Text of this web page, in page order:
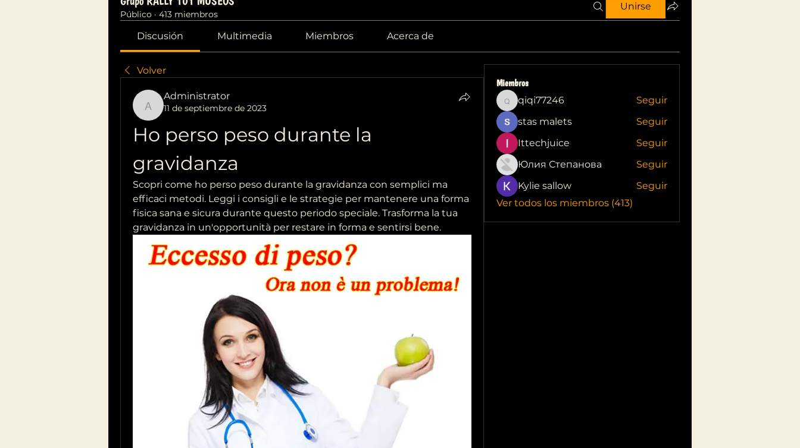
Público · 413 miembros
Unirse
Discusión Multimedia Miembros Acerca de
Volver
Administrator
Administrator
11 de septiembre de 2023
Ho perso peso durante la
gravidanza
Scopri come ho perso peso durante la gravidanza con semplici ma
efficaci metodi. Leggi i consigli e le strategie per mantenere una forma
fisica sana e sicura durante questo periodo speciale. Trasforma la tua
gravidanza in un'opportunità per restare in forma e sentirsi bene.
Miembros
qiqi77246
qiqi77246
Seguir
stas malets
Seguir
Ittechjuice
Seguir
Юлия Степанова
Seguir
Kylie sallow
Seguir
Ver todos los miembros (413)